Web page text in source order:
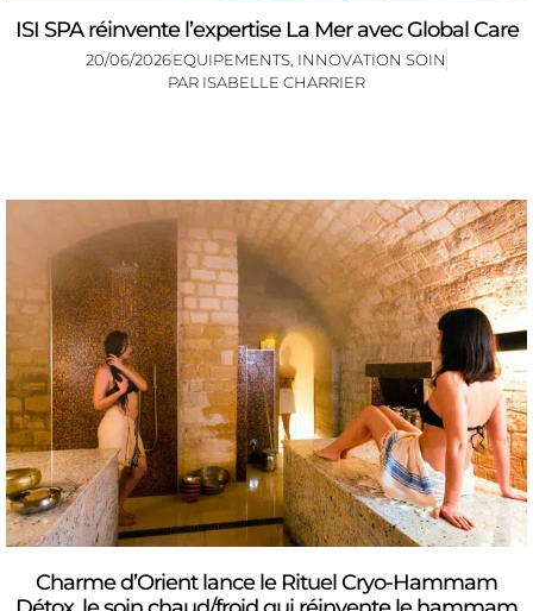
ISI SPA réinvente l’expertise La Mer avec Global Care
20/06/2026EQUIPEMENTS INNOVATION SOIN
PAR ISABELLE CHARRIER
Charme d’Orient lance le Rituel Cryo-Hammam